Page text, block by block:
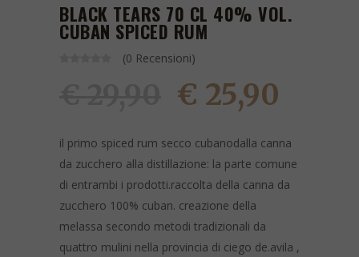
BLACK TEARS 70 CL 40% VOL.
CUBAN SPICED RUM
(0 Recensioni)
€ 25,90
il primo spiced rum secco cubanodalla canna
da zucchero alla distillazione: la parte comune
di entrambi i prodotti.raccolta della canna da
zucchero 100% cuban. ​​​​​​​creazione della
melassa secondo metodi tradizionali da
quattro mulini nella provincia di ciego de.avila ,